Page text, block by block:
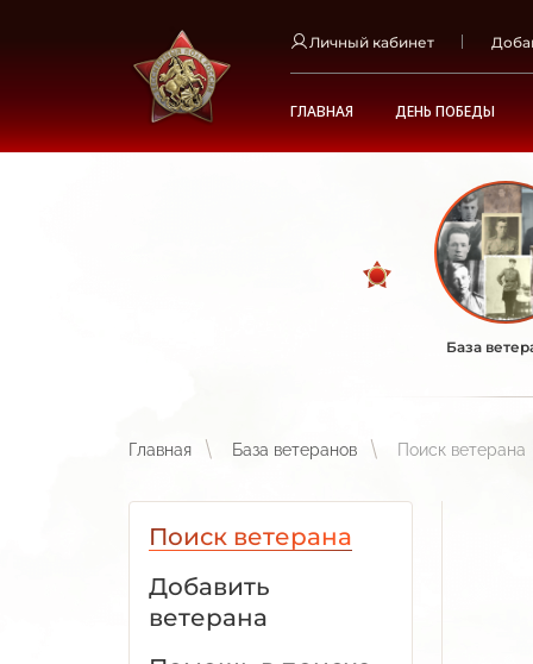
Личный кабинет
ГЛАВНАЯ ДЕНЬ ПОБЕДЫ
База
Главная База ветеранов Поиск ветерана
Поиск ветерана
Добавить
ветерана